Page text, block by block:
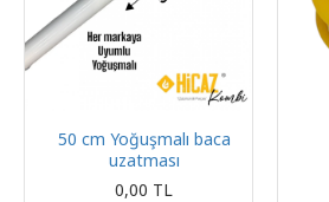
50 cm Yoğuşmalı baca
uzatması
0,00 TL